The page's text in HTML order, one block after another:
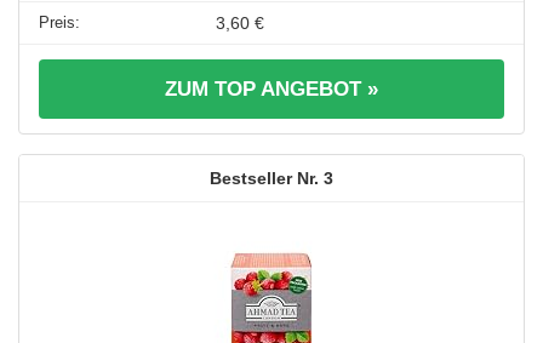
3,60 €
ZUM TOP ANGEBOT »
3